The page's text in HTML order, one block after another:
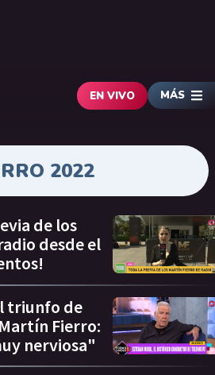
EN VIVO MÁS
2022
de los
desde el
triunfo de
Fierro:
nerviosa"